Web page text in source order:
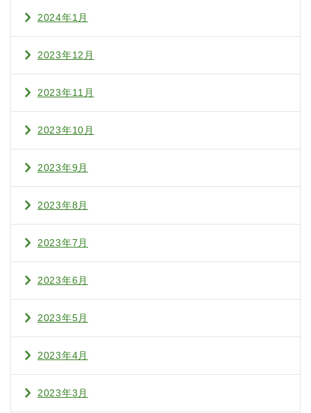
2024年1月
2023年12月
2023年11月
2023年10月
2023年9月
2023年8月
2023年7月
2023年6月
2023年5月
2023年4月
2023年3月